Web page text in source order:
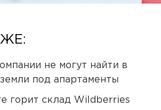
не могут найти в
под апартаменты
горит склад Wildberries